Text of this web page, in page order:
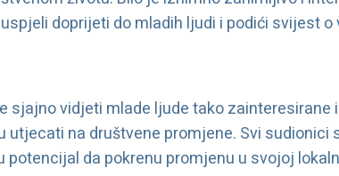
doprijeti do mladih ljudi i podići svijest
sjajno vidjeti mlade ljude tako
utjecati na društvene promjene. Svi
potencijal da pokrenu promjenu u svojoj